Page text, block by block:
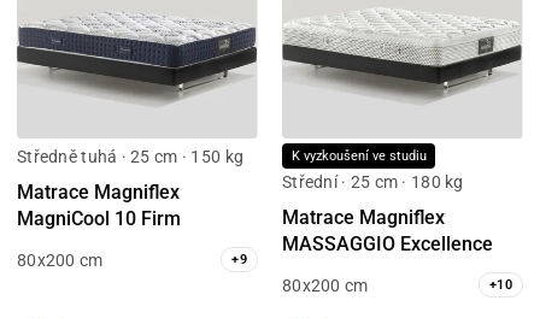
Středně tuhá · 25 cm · 150 kg
Matrace Magniflex
MagniCool 10 Firm
80x200 cm +9
K vyzkoušení ve studiu
Střední · 25 cm · 180 kg
Matrace Magniflex
MASSAGGIO Excellence
80x200 cm +10